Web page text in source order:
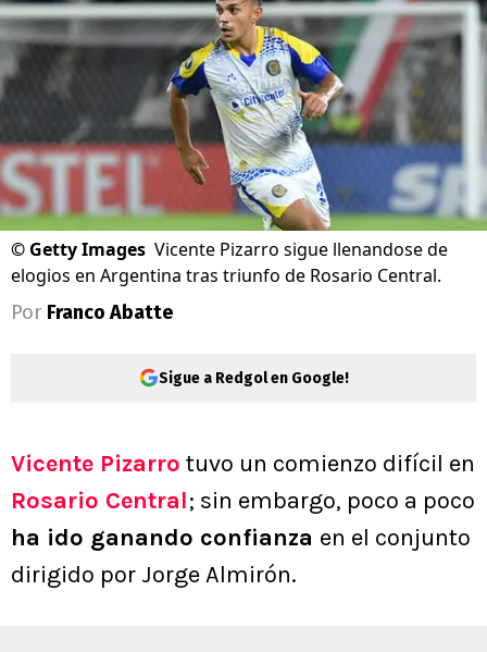
© Getty Images Vicente Pizarro sigue llenandose de
elogios en Argentina tras triunfo de Rosario Central.
Por Franco Abatte
Sigue a Redgol en Google!
Vicente Pizarro tuvo un comienzo difícil en
Rosario Central; sin embargo, poco a poco
ha ido ganando confianza en el conjunto
dirigido por Jorge Almirón.